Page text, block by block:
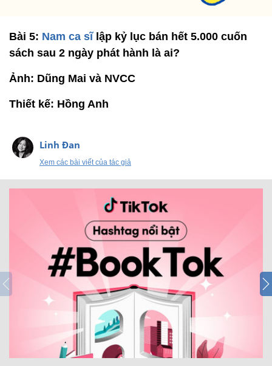
Bài 5: Nam ca sĩ lập kỷ lục bán hết 5.000 cuốn
sách sau 2 ngày phát hành là ai?
Ảnh: Dũng Mai và NVCC
Thiết kế: Hồng Anh
Linh Đan
Xem các bài viết của tác giả